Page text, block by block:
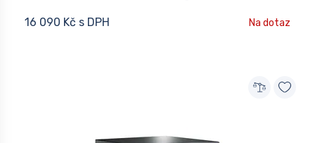
16 090 Kč s DPH Na dotaz